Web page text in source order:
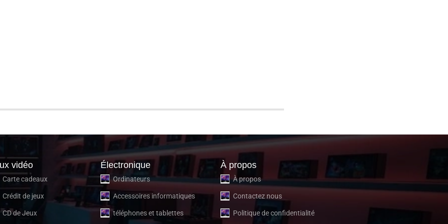
vidéo
Carte cadeaux
Crédit de jeux
CD de Jeux
Électronique
Ordinateurs
Accessoires informatiques
téléphones et tablettes
À propos
À propos
Contactez nous
Politique de confidentialité